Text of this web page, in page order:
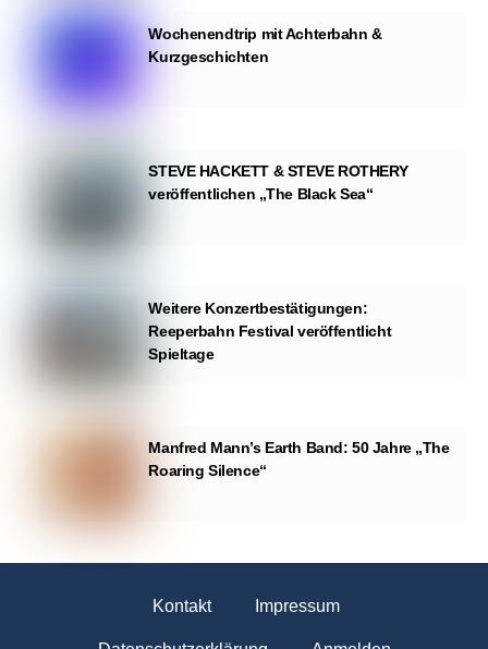
Wochenendtrip mit Achterbahn &
Kurzgeschichten
STEVE HACKETT & STEVE ROTHERY
veröffentlichen „The Black Sea“
Weitere Konzertbestätigungen:
Reeperbahn Festival veröffentlicht
Spieltage
Manfred Mann’s Earth Band: 50 Jahre „The
Roaring Silence“
Kontakt Impressum